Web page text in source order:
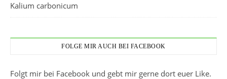
Kalium carbonicum
FOLGE MIR AUCH BEI FACEBOOK
Folgt mir bei Facebook und gebt mir gerne dort euer Like.